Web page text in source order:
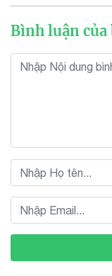
Bình luận của